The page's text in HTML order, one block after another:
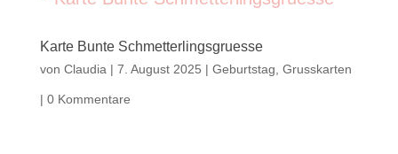
Karte Bunte Schmetterlingsgruesse
von Claudia | 7. August 2025 | Geburtstag Grusskarten
| 0 Kommentare